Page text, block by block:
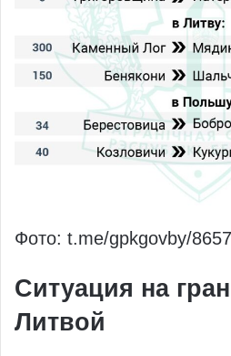
Фото: t.me/gpkgovby/8657
Ситуация на
Литвой